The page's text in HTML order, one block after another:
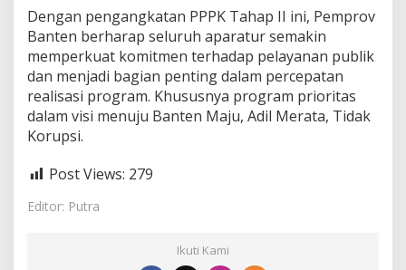
Dengan pengangkatan PPPK Tahap II ini, Pemprov
Banten berharap seluruh aparatur semakin
memperkuat komitmen terhadap pelayanan publik
dan menjadi bagian penting dalam percepatan
realisasi program. Khususnya program prioritas
dalam visi menuju Banten Maju, Adil Merata, Tidak
Korupsi.
Post Views: 279
Editor: Putra
Ikuti Kami